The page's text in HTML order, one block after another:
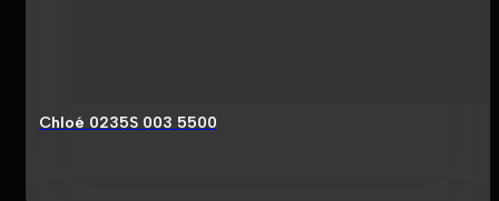
Chloé 0235S 003 5500